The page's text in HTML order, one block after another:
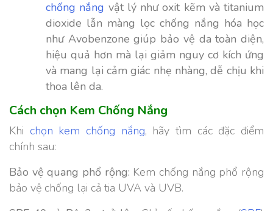
chống nắng vật lý như oxit kẽm và titanium
dioxide lẫn màng lọc chống nắng hóa học
như Avobenzone giúp bảo vệ da toàn diện,
hiệu quả hơn mà lại giảm nguy cơ kích ứng
và mang lại cảm giác nhẹ nhàng, dễ chịu khi
thoa lên da.
Cách chọn Kem Chống Nắng
Khi chọn kem chống nắng, hãy tìm các đặc điểm
chính sau:
Bảo vệ quang phổ rộng: Kem chống nắng phổ rộng
bảo vệ chống lại cả tia UVA và UVB.